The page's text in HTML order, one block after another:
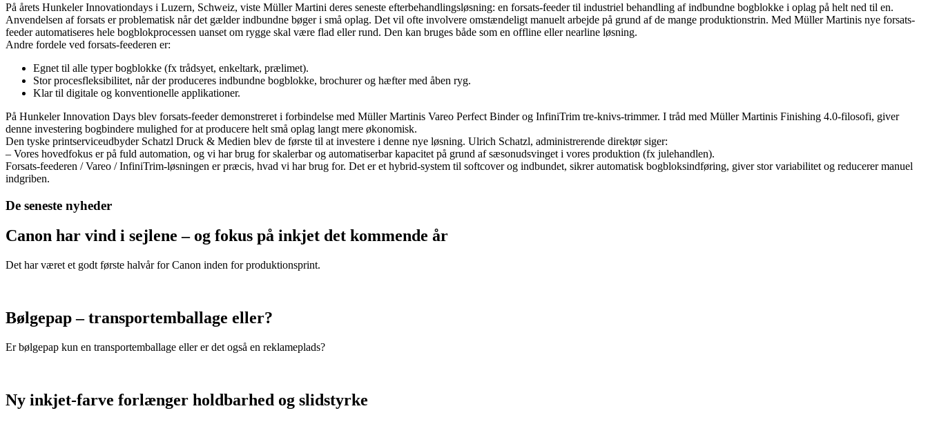
På årets Hunkeler Innovationdays i Luzern, Schweiz, viste Müller Martini deres seneste efterbehandlingsløsning: en forsats-feeder til industriel behandling af indbundne bogblokke i oplag på helt ned til en.
Anvendelsen af forsats er problematisk når det gælder indbundne bøger i små oplag. Det vil ofte involvere omstændeligt manuelt arbejde på grund af de mange produktionstrin. Med Müller Martinis nye forsats-
feeder automatiseres hele bogblokprocessen uanset om rygge skal være flad eller rund. Den kan bruges både som en offline eller nearline løsning.
Andre fordele ved forsats-feederen er:
Egnet til alle typer bogblokke (fx trådsyet, enkeltark, prælimet).
Stor procesfleksibilitet, når der produceres indbundne bogblokke, brochurer og hæfter med åben ryg.
Klar til digitale og konventionelle applikationer.
På Hunkeler Innovation Days blev forsats-feeder demonstreret i forbindelse med Müller Martinis Vareo Perfect Binder og InfiniTrim tre-knivs-trimmer. I tråd med Müller Martinis Finishing 4.0-filosofi, giver
denne investering bogbindere mulighed for at producere helt små oplag langt mere økonomisk.
Den tyske printserviceudbyder Schatzl Druck & Medien blev de første til at investere i denne nye løsning. Ulrich Schatzl, administrerende direktør siger:
– Vores hovedfokus er på fuld automation, og vi har brug for skalerbar og automatiserbar kapacitet på grund af sæsonudsvinget i vores produktion (fx julehandlen).
Forsats-feederen / Vareo / InfiniTrim-løsningen er præcis, hvad vi har brug for. Det er et hybrid-system til softcover og indbundet, sikrer automatisk bogbloksindføring, giver stor variabilitet og reducerer manuel
indgriben.
De seneste nyheder
Canon har vind i sejlene – og fokus på inkjet det kommende år
Det har været et godt første halvår for Canon inden for produktionsprint.
Bølgepap – transportemballage eller?
Er bølgepap kun en transportemballage eller er det også en reklameplads?
Ny inkjet-farve forlænger holdbarhed og slidstyrke